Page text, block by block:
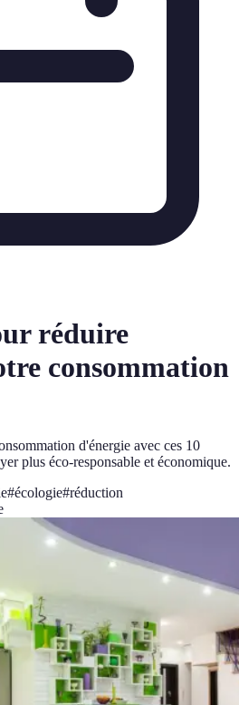
réduire
consommation
d'énergie avec ces 10
plus éco-responsable et économique.
#écologie#réduction